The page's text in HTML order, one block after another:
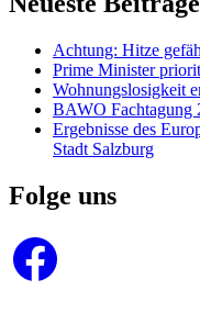
Achtung: Hitze
Prime Minister
Wohnungslosigkeit
BAWO Fachtagung
Ergebnisse des
Stadt Salzburg
Folge uns
Facebook